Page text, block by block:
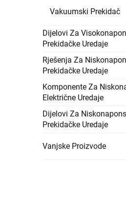
Vakuumski Prekidač
Dijelovi Za
Prekidačke Uredaje
Rješenja Za
Prekidačke Uredaje
Komponente Za
Električne Uredaje
Dijelovi Za
Prekidačke Uredaje
Vanjske Proizvode